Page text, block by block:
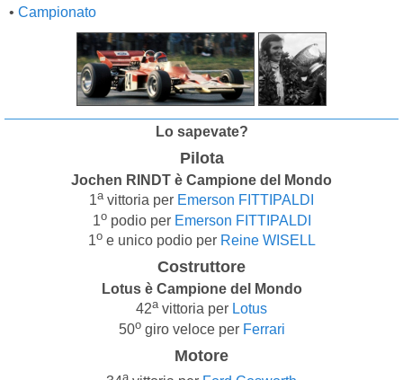
• Campionato
Lo sapevate?
Pilota
Jochen RINDT è Campione del Mondo
1avittoria per Emerson FITTIPALDI
1opodio per Emerson FITTIPALDI
1oe unico podio per Reine WISELL
Costruttore
Lotus è Campione del Mondo
42avittoria per Lotus
50ogiro veloce per Ferrari
Motore
a